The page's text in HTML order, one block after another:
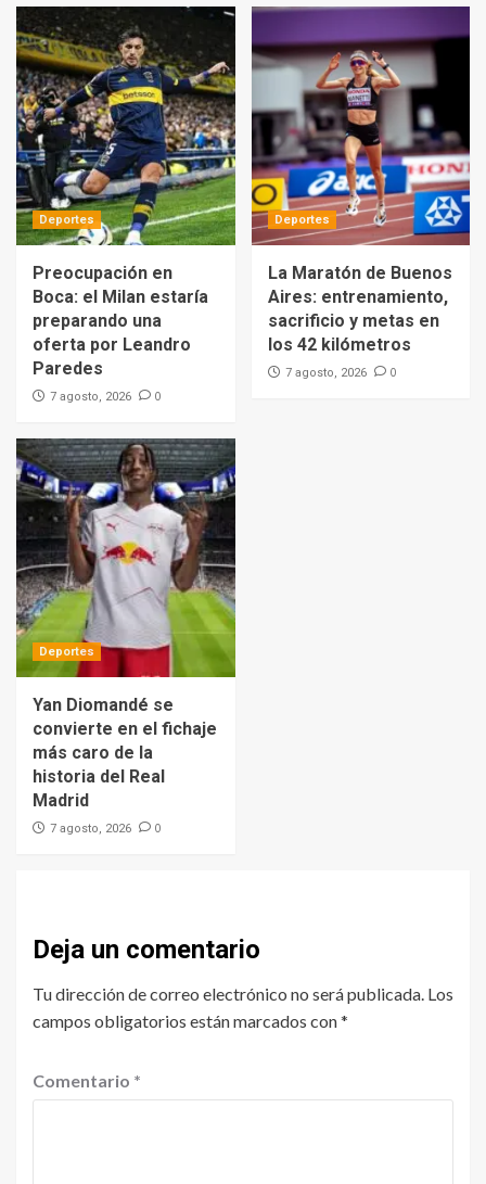
Deportes
Preocupación en
Boca: el Milan estaría
preparando una
oferta por Leandro
Paredes
7 agosto, 2026 0
Deportes
La Maratón de Buenos
Aires: entrenamiento,
sacrificio y metas en
los 42 kilómetros
7 agosto, 2026 0
Deportes
Yan Diomandé se
convierte en el fichaje
más caro de la
historia del Real
Madrid
7 agosto, 2026 0
Deja un comentario
Tu dirección de correo electrónico no será publicada. Los
campos obligatorios están marcados con*
Comentario *